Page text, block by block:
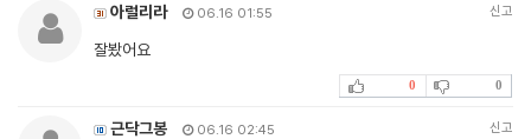
아럴리라 06.16 01:55 신고
잘봤어요
0 0
근닥그봉 06.16 02:45 신고